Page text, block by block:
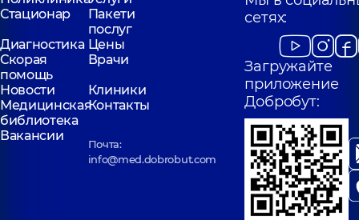
Стационар
Пакети
послуг
Диагностика Цены
Скорая
помощь
Врачи
Новости
Клиники
Медицинская
библиотека
Контакты
Вакансии
Почта:
info@med.dobrobut.com
сетях:
Загружайте
приложение
Добробут: